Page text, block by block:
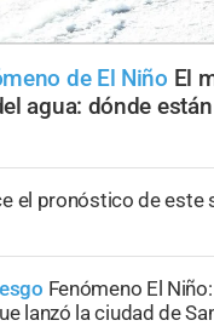
de El Niño El
agua: dónde
el pronóstico de este
Fenómeno El
lanzó la ciudad de